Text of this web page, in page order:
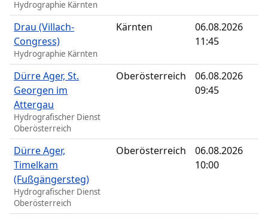
Hydrographie Kärnten
Drau (Villach-
Congress)
Hydrographie Kärnten
Kärnten
06.08.2026
11:45
Dürre Ager, St.
Georgen im
Attergau
Hydrografischer Dienst
Oberösterreich
Oberösterreich
06.08.2026
09:45
Dürre Ager,
Timelkam
(Fußgängersteg)
Hydrografischer Dienst
Oberösterreich
Oberösterreich
06.08.2026
10:00